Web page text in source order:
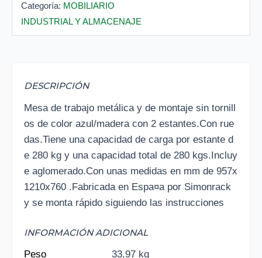
Categoría: MOBILIARIO
INDUSTRIAL Y ALMACENAJE
DESCRIPCIÓN
Mesa de trabajo metálica y de montaje sin tornill
os de color azul/madera con 2 estantes.Con rue
das.Tiene una capacidad de carga por estante d
e 280 kg y una capacidad total de 280 kgs.Incluy
e aglomerado.Con unas medidas en mm de 957x
1210x760 .Fabricada en Espa¤a por Simonrack
y se monta rápido siguiendo las instrucciones
INFORMACIÓN ADICIONAL
Peso
33,97 kg